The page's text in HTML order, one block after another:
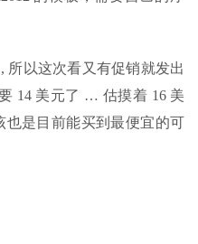
所以这次看又有促销就发出
14 美元了 … 估摸着 16 美
是目前能买到最便宜的可